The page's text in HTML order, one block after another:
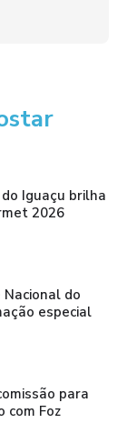
Iguaçu brilha
2026
Nacional do
especial
para
com Foz